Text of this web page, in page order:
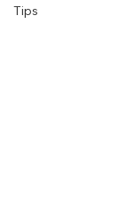
Tips